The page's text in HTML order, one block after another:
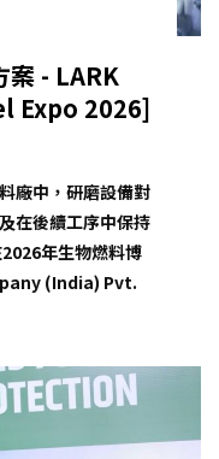
案 - LARK
Expo 2026]
廠中，研磨設備對
在後續工序中保持
年生物燃料博
(India) Pvt.